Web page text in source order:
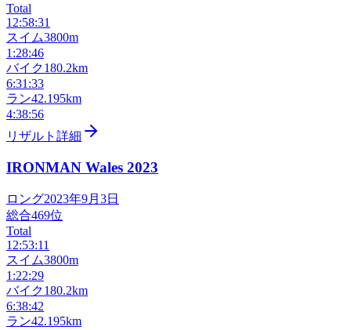
Total
12:58:31
スイム3800m
1:28:46
バイク180.2km
6:31:33
ラン42.195km
4:38:56
リザルト詳細
IRONMAN Wales 2023
ロング2023年9月3日
総合469位
Total
12:53:11
スイム3800m
1:22:29
バイク180.2km
6:38:42
ラン42.195km